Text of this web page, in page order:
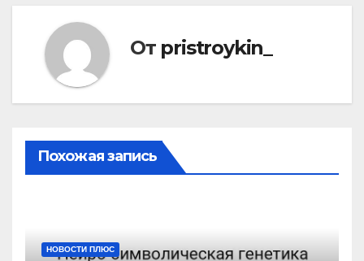
От pristroykin_
Похожая запись
НОВОСТИ ПЛЮС